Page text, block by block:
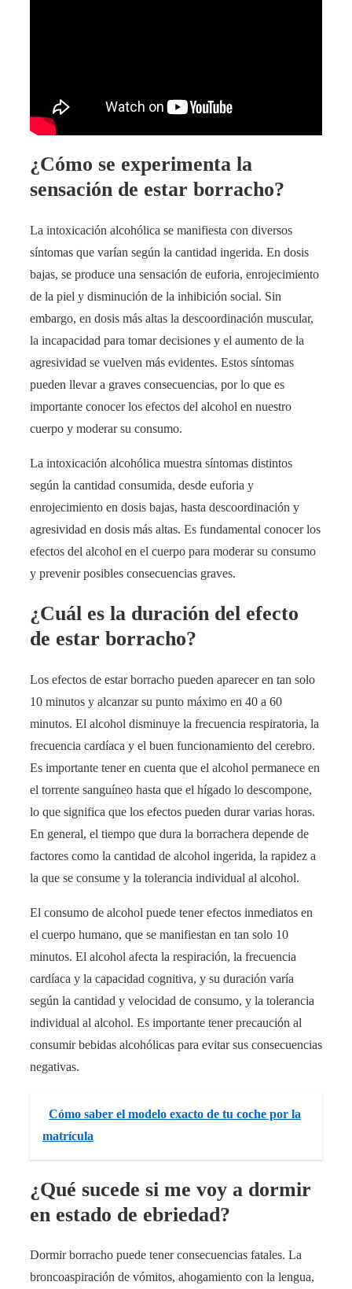
¿Cómo se experimenta la
sensación de estar borracho?
La intoxicación alcohólica se manifiesta con diversos
síntomas que varían según la cantidad ingerida. En dosis
bajas, se produce una sensación de euforia, enrojecimiento
de la piel y disminución de la inhibición social. Sin
embargo, en dosis más altas la descoordinación muscular,
la incapacidad para tomar decisiones y el aumento de la
agresividad se vuelven más evidentes. Estos síntomas
pueden llevar a graves consecuencias, por lo que es
importante conocer los efectos del alcohol en nuestro
cuerpo y moderar su consumo.
La intoxicación alcohólica muestra síntomas distintos
según la cantidad consumida, desde euforia y
enrojecimiento en dosis bajas, hasta descoordinación y
agresividad en dosis más altas. Es fundamental conocer los
efectos del alcohol en el cuerpo para moderar su consumo
y prevenir posibles consecuencias graves.
¿Cuál es la duración del efecto
de estar borracho?
Los efectos de estar borracho pueden aparecer en tan solo
10 minutos y alcanzar su punto máximo en 40 a 60
minutos. El alcohol disminuye la frecuencia respiratoria, la
frecuencia cardíaca y el buen funcionamiento del cerebro.
Es importante tener en cuenta que el alcohol permanece en
el torrente sanguíneo hasta que el hígado lo descompone,
lo que significa que los efectos pueden durar varias horas.
En general, el tiempo que dura la borrachera depende de
factores como la cantidad de alcohol ingerida, la rapidez a
la que se consume y la tolerancia individual al alcohol.
El consumo de alcohol puede tener efectos inmediatos en
el cuerpo humano, que se manifiestan en tan solo 10
minutos. El alcohol afecta la respiración, la frecuencia
cardíaca y la capacidad cognitiva, y su duración varía
según la cantidad y velocidad de consumo, y la tolerancia
individual al alcohol. Es importante tener precaución al
consumir bebidas alcohólicas para evitar sus consecuencias
negativas.
Cómo saber el modelo exacto de tu coche por la
matrícula
¿Qué sucede si me voy a dormir
en estado de ebriedad?
Dormir borracho puede tener consecuencias fatales. La
broncoaspiración de vómitos, ahogamiento con la lengua,